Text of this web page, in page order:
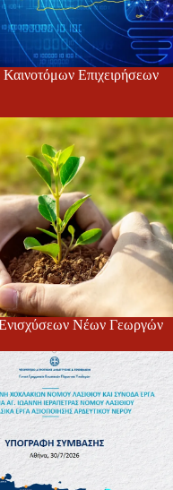
Επιχειρήσεων
Ενισχύσεων Νέων Γεωργών